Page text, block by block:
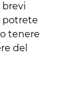
brevi
potrete
tenere
del